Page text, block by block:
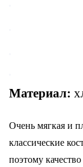
Материал:
Очень мягкая и
классические
поэтому